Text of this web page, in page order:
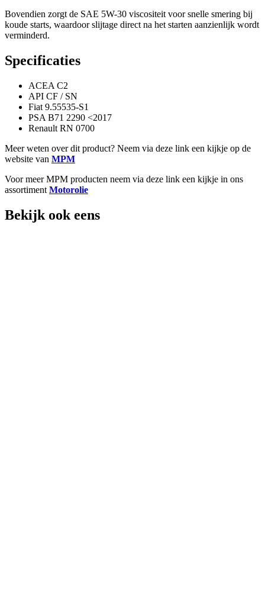
Bovendien zorgt de SAE 5W-30 viscositeit voor snelle smering bij
koude starts, waardoor slijtage direct na het starten aanzienlijk wordt
verminderd.
Specificaties
ACEA C2
API CF / SN
Fiat 9.55535-S1
PSA B71 2290 <2017
Renault RN 0700
Meer weten over dit product? Neem via deze link een kijkje op de
website van MPM
Voor meer MPM producten neem via deze link een kijkje in ons
assortiment Motorolie
Bekijk ook eens